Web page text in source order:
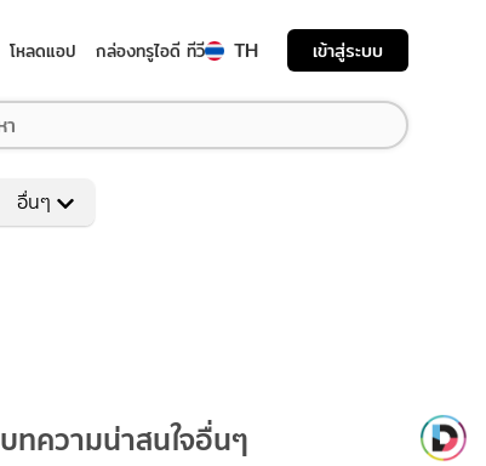
โหลดแอป กล่องทรูไอดี ทีวี TH เข้าสู่ระบบ
อื่นๆ
บทความน่าสนใจอื่นๆ